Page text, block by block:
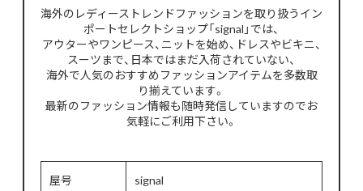
海外のレディーストレンドファッションを取り扱うイン
ポートセレクトショップ「signal」では、
アウターやワンピース、ニットを始め、ドレスやビキニ、
スーツまで、日本ではまだ入荷されていない、
海外で人気のおすすめファッションアイテムを多数取
り揃えています。
最新のファッション情報も随時発信していますのでお
気軽にご利用下さい。
屋号 signal